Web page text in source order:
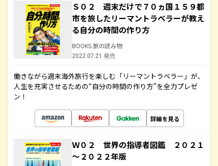
Ｓ０２ 週末だけで７０ヵ国１５９都
市を旅したリーマントラベラーが教え
る自分の時間の作り方
BOOKS 旅の読み物
2022.07.21 発売
働きながら週末海外旅行を楽しむ「リーマントラベラー」が、
人生を充実させるための“自分の時間の作り方”を全力プレゼ
ン！
詳細を見る
Ｗ０２ 世界の指導者図鑑 ２０２１
～２０２２年版